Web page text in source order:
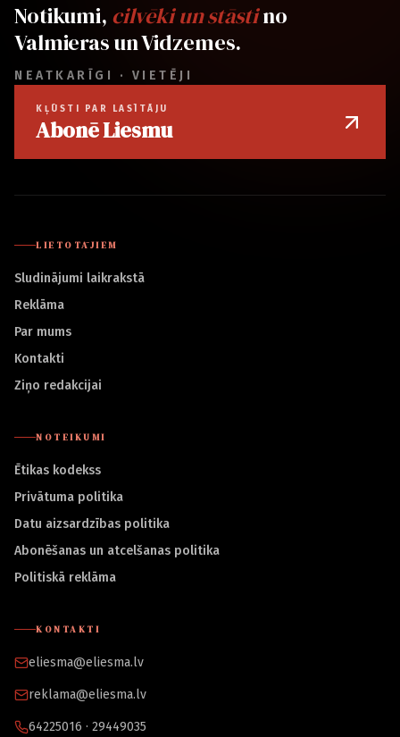
Notikumi, cilvēki un stāstino
Valmieras un Vidzemes.
NEATKARĪGI · VIETĒJI
KĻŪSTI PAR LASĪTĀJU
Abonē Liesmu
LIETOTĀJIEM
Sludinājumi laikrakstā
Reklāma
Par mums
Kontakti
Ziņo redakcijai
NOTEIKUMI
Ētikas kodekss
Privātuma politika
Datu aizsardzības politika
Abonēšanas un atcelšanas politika
Politiskā reklāma
KONTAKTI
eliesma@eliesma.lv
reklama@eliesma.lv
64225016 · 29449035